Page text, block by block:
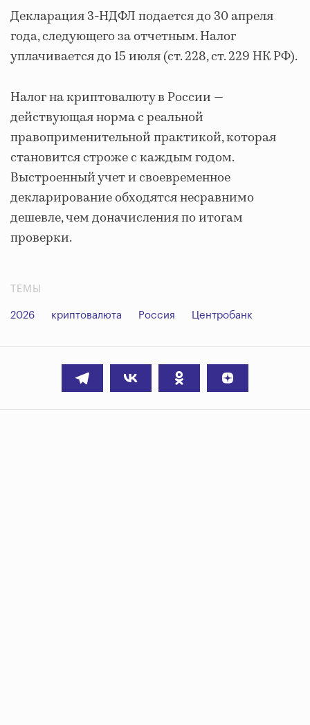
Декларация 3-НДФЛ подается до 30 апреля
года, следующего за отчетным. Налог
уплачивается до 15 июля (ст. 228, ст. 229 НК РФ).
Налог на криптовалюту в России —
действующая норма с реальной
правоприменительной практикой, которая
становится строже с каждым годом.
Выстроенный учет и своевременное
декларирование обходятся несравнимо
дешевле, чем доначисления по итогам
проверки.
ТЕМЫ
2026 криптовалюта Россия Центробанк